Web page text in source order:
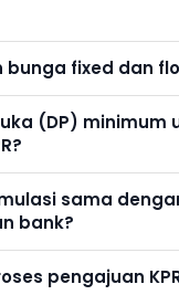
bunga fixed dan
(DP) minimum
sama
bank?
pengajuan